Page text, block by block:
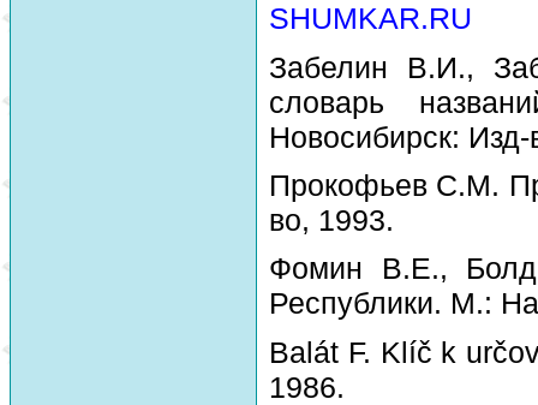
SHUMKAR.RU
Забелин В.И.,
словарь
Новосибирск:
Прокофьев С.М.
во, 1993.
Фомин В.Е., Болд
Республики. М.:
Balát F. Klíč k
1986.